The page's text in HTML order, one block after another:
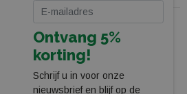
Ontvang 5%
korting!
Schrijf u in voor onze
nieuwsbrief en blijf op de